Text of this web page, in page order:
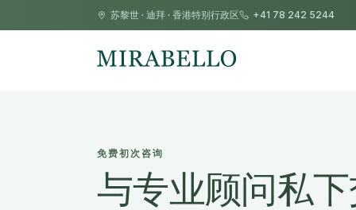
苏黎世 · 迪拜 · 香港特别行政区 +41 78 242 5244
免费初次咨询
与专业顾问私